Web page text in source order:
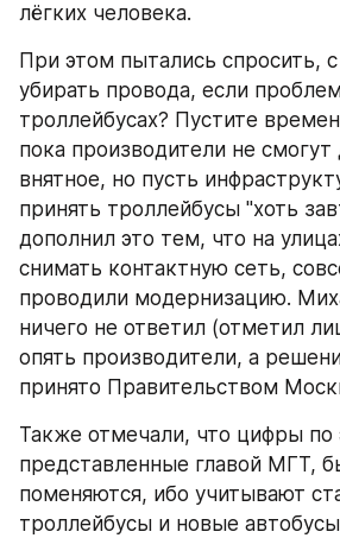
лёгких человека.
При этом пытались спросить,
убирать провода, если
троллейбусах? Пустите
пока производители не смогут
внятное, но пусть
принять троллейбусы "хоть
дополнил это тем, что на
снимать контактную сеть,
проводили модернизацию.
ничего не ответил (отметил
опять производители, а
принято Правительством
Также отмечали, что цифры по
представленные главой МГТ,
поменяются, ибо учитывают
троллейбусы и новые